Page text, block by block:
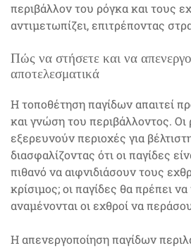
περιβάλλον του ρόγκα και τους
αντιμετωπίζει, επιτρέποντας
Πώς να στήσετε και να
αποτελεσματικά
Η τοποθέτηση παγίδων απαιτεί
και γνώση του περιβάλλοντος.
εξερευνούν περιοχές για
διασφαλίζοντας ότι οι παγίδες
πιθανό να αιφνιδιάσουν τους
κρίσιμος; οι παγίδες θα πρέπει
αναμένονται οι εχθροί να
Η απενεργοποίηση παγίδων